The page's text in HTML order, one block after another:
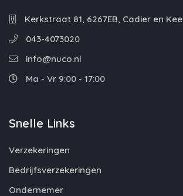
Kerkstraat 81, 6267EB, Cadier en
043-4073020
info@nuco.nl
Ma - Vr 9:00 - 17:00
Snelle Links
Verzekeringen
Bedrijfsverzekeringen
Ondernemer